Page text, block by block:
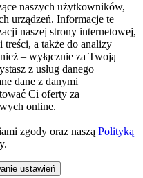
naszych użytkowników,
urządzeń. Informacje te
naszej strony internetowej,
a także do analizy
– wyłącznie za Twoją
z usług danego
dane z danymi
Ci oferty za
online.
zgody oraz naszą Polityką
ustawień